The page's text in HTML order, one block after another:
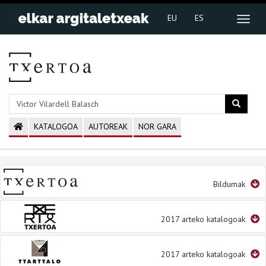
EU ES
KATALOGOA AUTOREAK NOR GARA
Bildumak
2017 arteko katalogoak
2017 arteko katalogoak